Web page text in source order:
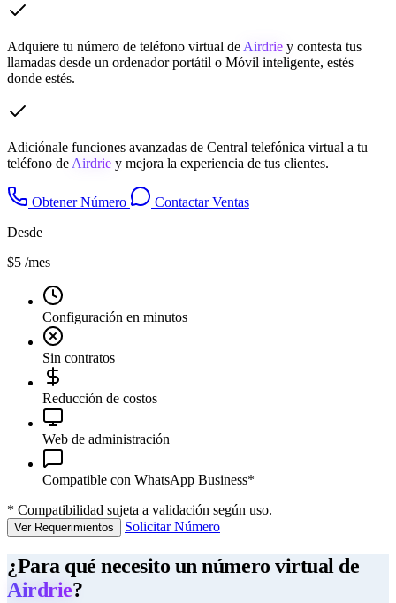
Adquiere tu número de teléfono virtual deAirdrie y contesta tus
llamadas desde un ordenador portátil o Móvil inteligente, estés
donde estés.
Adiciónale funciones avanzadas de Central telefónica virtual a tu
teléfono deAirdrie y mejora la experiencia de tus clientes.
Obtener Número
Contactar Ventas
Desde
$5 /mes
Configuración en minutos
Sin contratos
Reducción de costos
Web de administración
Compatible con WhatsApp Business*
* Compatibilidad sujeta a validación según uso.
Ver Requerimientos Solicitar Número
¿Para qué necesito un número virtual de
Airdrie?